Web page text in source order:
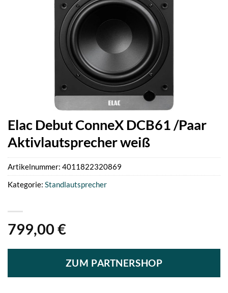
Elac Debut ConneX DCB61 /Paar
Aktivlautsprecher weiß
799,00 €
ZUM PARTNERSHOP
Artikelnummer: 4011822320869
Kategorie: Standlautsprecher